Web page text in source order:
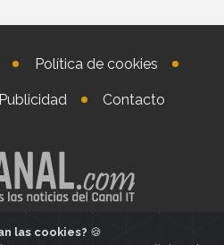
Política de cookies
Publicidad Contacto
las cookies? 🍪